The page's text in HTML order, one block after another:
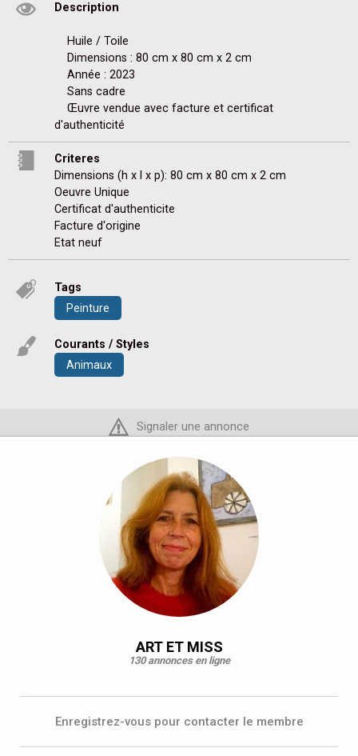
Description
Criteres
Dimensions (h x l x p): 80 cm x 80 cm x 2 cm
Oeuvre Unique
Certificat d'authenticite
Facture d'origine
Etat neuf
Tags
Peinture
Courants / Styles
Animaux
Signaler une annonce
ART ET MISS
130 annonces en ligne
Enregistrez-vous pour contacter le membre